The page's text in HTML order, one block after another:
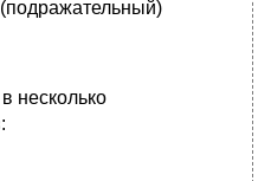
несколько